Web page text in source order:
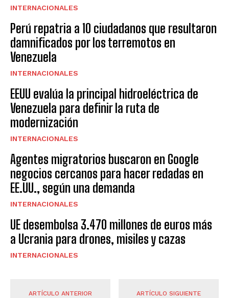
INTERNACIONALES
Perú repatria a 10 ciudadanos que resultaron
damnificados por los terremotos en
Venezuela
INTERNACIONALES
EEUU evalúa la principal hidroeléctrica de
Venezuela para definir la ruta de
modernización
INTERNACIONALES
Agentes migratorios buscaron en Google
negocios cercanos para hacer redadas en
EE.UU., según una demanda
INTERNACIONALES
UE desembolsa 3.470 millones de euros más
a Ucrania para drones, misiles y cazas
INTERNACIONALES
ARTÍCULO ANTERIOR ARTÍCULO SIGUIENTE